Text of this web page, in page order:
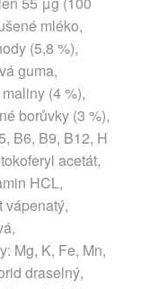
mléko,
(5,8 %),
guma,
(4 %),
borůvky (3 %),
B6, B9, B12, H
acetát,
HCL,
vápenatý,
Mg, K, Fe, Mn,
draselný,